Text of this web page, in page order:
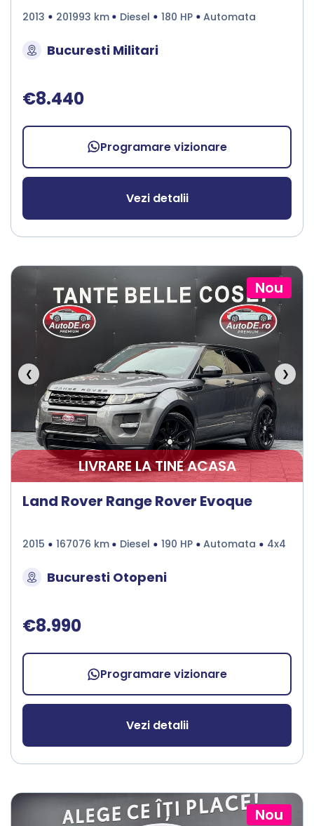
2013 201993 km Diesel 180 HP Automata
Bucuresti Militari
€8.440
Programare vizionare
Vezi detalii
Nou
❮ ❯
LIVRARE LA TINE ACASA
Land Rover Range Rover Evoque
2015 167076 km Diesel 190 HP Automata 4x4
Bucuresti Otopeni
€8.990
Programare vizionare
Vezi detalii
Nou